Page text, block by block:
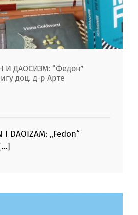
И ДАОСИЗМ: “Федон”
доц. д-р Арте
I DAOIZAM: „Fedon“